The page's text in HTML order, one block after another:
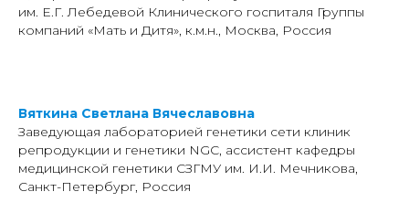
им. Е.Г. Лебедевой Клинического госпиталя Группы
компаний «Мать и Дитя», к.м.н., Москва, Россия
Вяткина Светлана Вячеславовна
Заведующая лабораторией генетики сети клиник
репродукции и генетики NGC, ассистент кафедры
медицинской генетики СЗГМУ им. И.И. Мечникова,
Санкт-Петербург, Россия